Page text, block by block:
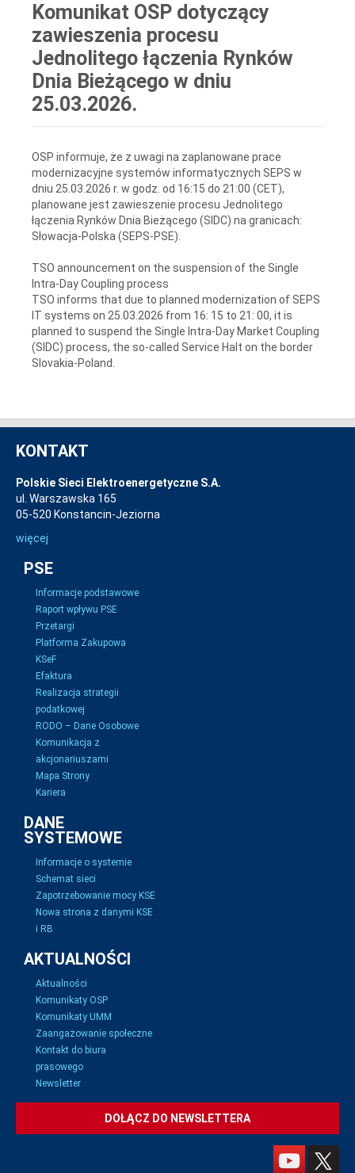
Komunikat OSP dotyczący
zawieszenia procesu
Jednolitego łączenia Rynków
Dnia Bieżącego w dniu
25.03.2026.
OSP informuje, że z uwagi na zaplanowane prace
modernizacyjne systemów informatycznych SEPS w
dniu 25.03.2026 r. w godz. od 16:15 do 21:00 (CET),
planowane jest zawieszenie procesu Jednolitego
łączenia Rynków Dnia Bieżącego (SIDC) na granicach:
Słowacja-Polska (SEPS-PSE).
TSO announcement on the suspension of the Single
Intra-Day Coupling process
TSO informs that due to planned modernization of SEPS
IT systems on 25.03.2026 from 16: 15 to 21: 00, it is
planned to suspend the Single Intra-Day Market Coupling
(SIDC) process, the so-called Service Halt on the border
Slovakia-Poland.
KONTAKT
Polskie Sieci Elektroenergetyczne S.A.
ul. Warszawska 165
05-520 Konstancin-Jeziorna
więcej
PSE
Informacje podstawowe
Raport wpływu PSE
Przetargi
Platforma Zakupowa
KSeF
Efaktura
Realizacja strategii
podatkowej
RODO – Dane Osobowe
Komunikacja z
akcjonariuszami
Mapa Strony
Kariera
DANE
SYSTEMOWE
Informacje o systemie
Schemat sieci
Zapotrzebowanie mocy KSE
Nowa strona z danymi KSE
i RB
AKTUALNOŚCI
Aktualności
Komunikaty OSP
Komunikaty UMM
Zaangażowanie społeczne
Kontakt do biura
prasowego
Newsletter
DOŁĄCZ DO NEWSLETTERA